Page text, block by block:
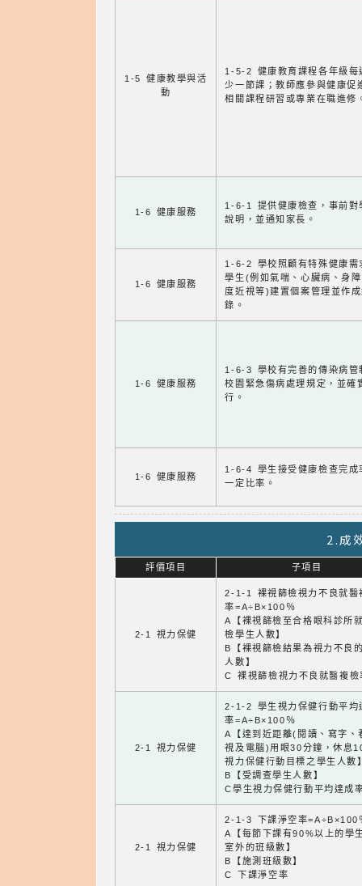
1-5 健康教學與活
動
1-5-2 健康教育課程各年級每
少一節課；教師應參與健康促
相關課程研習或專業在職進修
1-6 健康服務
1-6-1 提供健康檢查，事前對
說明，並通知家長。
1-6 健康服務
1-6-2 學校照顧有特殊健康需
學生(例如氣喘、心臟病、身
度近視等)建置個案管理並作
錄。
1-6 健康服務
1-6-3 學校有完善的傳染病管
校園緊急傷病處理規定，並確
行。
1-6 健康服務
1-6-4 學生接受健康檢查完成
一定比率。
2.成
評價項目 子項目
2-1 視力保健
2-1-1 裸視篩檢視力不良就醫
率=A÷B×100％
A【裸視篩檢至合格眼科診所
檢學生人數】
B【裸視篩檢結果為視力不良
人數】
C 裸視篩檢視力不良就醫複檢
2-1 視力保健
2-1-2 學生視力保健行動平均
率=A÷B×100％
A【達到近距離(閱讀、寫字、
視及電腦)用眼30分鐘，休息
視力保健行動目標之學生人數
B【受調查學生人數】
C學生視力保健行動平均達成
2-1 視力保健
2-1-3 下課淨空率=A÷B×100
A【每節下課有90%以上的學
室外的班級數】
B【施測班級數】
C 下課淨空率